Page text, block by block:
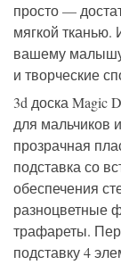
просто —
мягкой тканью.
вашему
и творческие
3d доска Magic
для мальчиков
прозрачная
подставка со
обеспечения
разноцветные
трафареты.
подставку 4